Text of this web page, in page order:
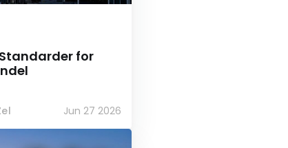
Standarder for
Jun 27 2026